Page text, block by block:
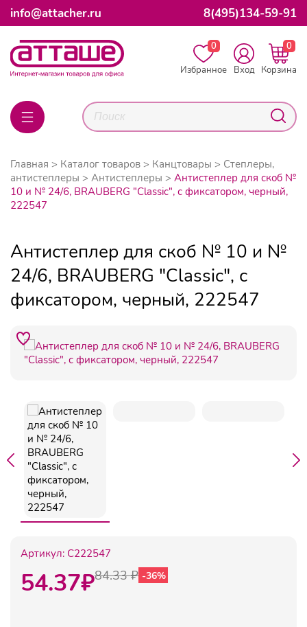
info@attacher.ru 8(495)134-59-91
0
Избранное
Вход
0
Корзина
Главная Каталог товаров Канцтовары
Степлеры,
антистеплеры
Антистеплеры
Антистеплер для скоб №
10 и № 24/6, BRAUBERG "Classic", с фиксатором, черный,
222547
Антистеплер для скоб № 10 и №
24/6, BRAUBERG "Classic", с
фиксатором, черный, 222547
Артикул: C222547
54.37₽84.33 ₽ -36%